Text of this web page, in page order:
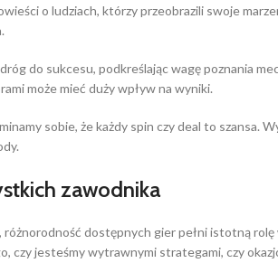
o ludziach, którzy przeobrazili swoje
do sukcesu, podkreślając wagę poznania
może mieć duży wpływ na wyniki.
sobie, że każdy spin czy deal to szansa.
zawodnika
dostępnych gier pełni istotną
czy jesteśmy wytrawnymi strategami, czy